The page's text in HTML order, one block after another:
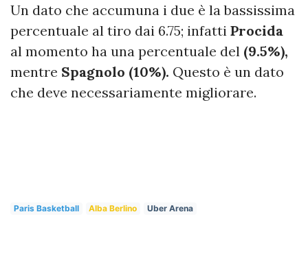
Un dato che accumuna i due è la bassissima
percentuale al tiro dai 6.75; infatti Procida
al momento ha una percentuale del (9.5%),
mentre Spagnolo (10%). Questo è un dato
che deve necessariamente migliorare.
Paris Basketball Alba Berlino Uber Arena